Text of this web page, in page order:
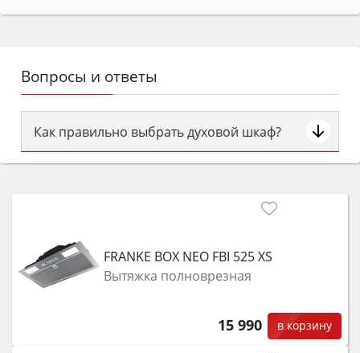
Вопросы и ответы
Как правильно выбрать духовой шкаф?
Сначала определитесь с типом (газовый или
затем смотрите на объём 50–70 л для семьи,
функции (конвекция, гриль, самоочистка,
защита от детей).FRANKE BOX NEO FBI 525 XS
Вытяжка полноврезная
15 990 в корзину